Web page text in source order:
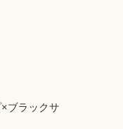
ブラックサ